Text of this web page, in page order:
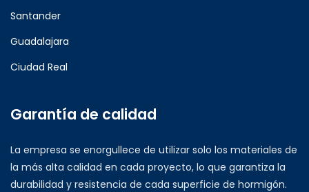
Santander
Guadalajara
Ciudad Real
Garantía de calidad
La empresa se enorgullece de utilizar solo los materiales de
la más alta calidad en cada proyecto, lo que garantiza la
durabilidad y resistencia de cada superficie de hormigón.